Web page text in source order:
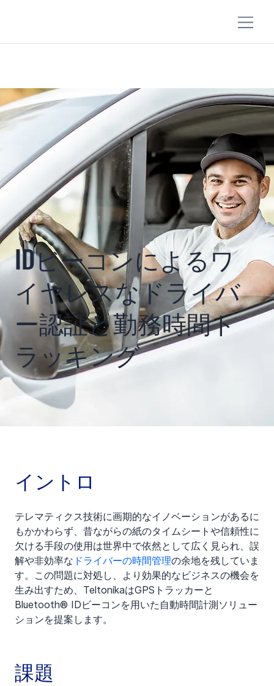
IDビーコンによるワ
イヤレスなドライバ
ー認証と勤務時間ト
ラッキング
イントロ
テレマティクス技術に画期的なイノベーションがあるに
もかかわらず、昔ながらの紙のタイムシートや信頼性に
欠ける手段の使用は世界中で依然として広く見られ、誤
解や非効率な ドライバーの時間管理の余地を残していま
す。この問題に対処し、より効果的なビジネスの機会を
生み出すため、TeltonikaはGPSトラッカーと
Bluetooth® IDビーコンを用いた自動時間計測ソリュー
ションを提案します。
課題